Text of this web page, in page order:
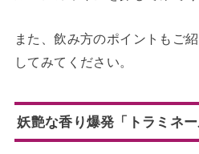
また、飲み方のポイントもご
してみてください。
妖艶な香り爆発「トラミネー